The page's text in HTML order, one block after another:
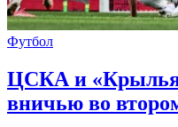
Футбол
ЦСКА и «Крылья
вничью во